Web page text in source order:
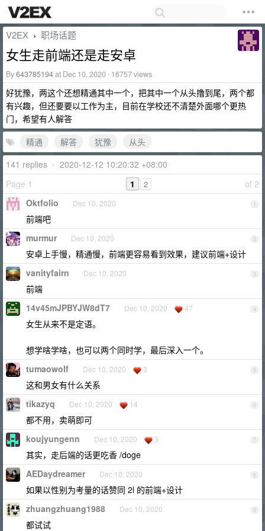
V2EX › 职场话题
女生走前端还是走安卓
By643785194at Dec 10, 2020 · 16757 views
好犹豫，两这个还想精通其中一个，把其中一个从头撸到尾，两个都
有兴趣，但还要要以工作为主，目前在学校还不清楚外面哪个更热
门，希望有人解答
精通
解答 犹豫
从头
141 replies • 2020-12-12 10:20:32 +08:00
Page 1
of 2
1 2
1
Oktfolio Dec 10, 2020
前端吧
2
murmur Dec 10, 2020
安卓上手慢，精通慢，前端更容易看到效果，建议前端+设计
3
vanityfairn Dec 10, 2020
前端
4
14v45mJPBYJW8dT7 Dec 10, 2020 47
女生从来不是定语。
想学啥学啥，也可以两个同时学，最后深入一个。
5
tumaowolf Dec 10, 2020 3
这和男女有什么关系
6
tikazyq Dec 10, 2020 14
都不用，卖萌即可
7
koujyungenn Dec 10, 2020 3
其实，走后端的话更吃香 /doge
8
AEDaydreamer Dec 10, 2020
如果以性别为考量的话赞同 2l 的前端+设计
9
zhuangzhuang1988 Dec 10, 2020
都试试